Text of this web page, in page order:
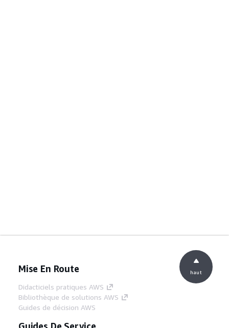
Mise En Route
Didacticiels pratiques AWS
Bibliothèque de solutions AWS
Guides de décision AWS
haut